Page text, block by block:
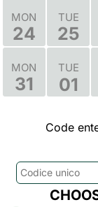
MON
24
TUE
25
MON
31
TUE
01
Code